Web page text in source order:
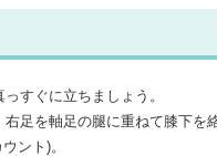
すぐに立ちましょう。
足を軸足の腿に重ねて膝下
ント)。